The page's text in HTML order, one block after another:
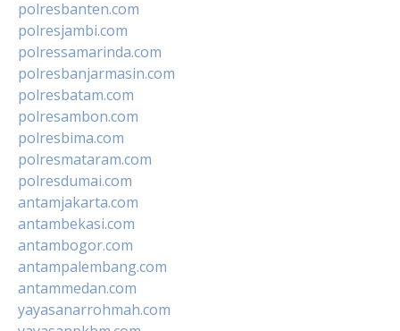
polresbanten.com
polresjambi.com
polressamarinda.com
polresbanjarmasin.com
polresbatam.com
polresambon.com
polresbima.com
polresmataram.com
polresdumai.com
antamjakarta.com
antambekasi.com
antambogor.com
antampalembang.com
antammedan.com
yayasanarrohmah.com